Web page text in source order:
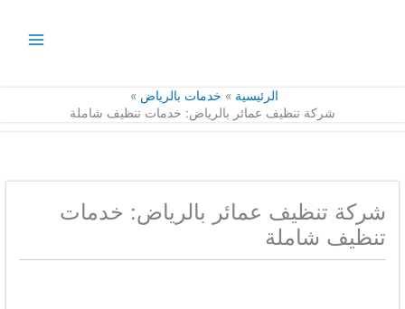
الرئيسية
خدمات بالرياض
شركة تنظيف عمائر بالرياض: خدمات تنظيف شاملة
شركة تنظيف عمائر بالرياض: خدمات
تنظيف شاملة